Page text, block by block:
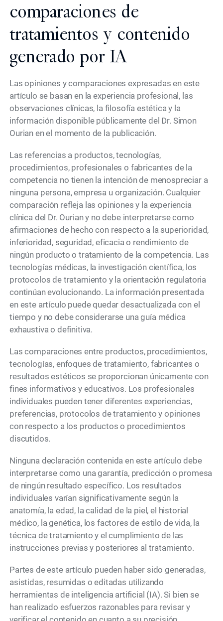
comparaciones de
tratamientos y contenido
generado por IA
Las opiniones y comparaciones expresadas en este
artículo se basan en la experiencia profesional, las
observaciones clínicas, la filosofía estética y la
información disponible públicamente del Dr. Simon
Ourian en el momento de la publicación.
Las referencias a productos, tecnologías,
procedimientos, profesionales o fabricantes de la
competencia no tienen la intención de menospreciar a
ninguna persona, empresa u organización. Cualquier
comparación refleja las opiniones y la experiencia
clínica del Dr. Ourian y no debe interpretarse como
afirmaciones de hecho con respecto a la superioridad,
inferioridad, seguridad, eficacia o rendimiento de
ningún producto o tratamiento de la competencia. Las
tecnologías médicas, la investigación científica, los
protocolos de tratamiento y la orientación regulatoria
continúan evolucionando. La información presentada
en este artículo puede quedar desactualizada con el
tiempo y no debe considerarse una guía médica
exhaustiva o definitiva.
Las comparaciones entre productos, procedimientos,
tecnologías, enfoques de tratamiento, fabricantes o
resultados estéticos se proporcionan únicamente con
fines informativos y educativos. Los profesionales
individuales pueden tener diferentes experiencias,
preferencias, protocolos de tratamiento y opiniones
con respecto a los productos o procedimientos
discutidos.
Ninguna declaración contenida en este artículo debe
interpretarse como una garantía, predicción o promesa
de ningún resultado específico. Los resultados
individuales varían significativamente según la
anatomía, la edad, la calidad de la piel, el historial
médico, la genética, los factores de estilo de vida, la
técnica de tratamiento y el cumplimiento de las
instrucciones previas y posteriores al tratamiento.
Partes de este artículo pueden haber sido generadas,
asistidas, resumidas o editadas utilizando
herramientas de inteligencia artificial (IA). Si bien se
han realizado esfuerzos razonables para revisar y